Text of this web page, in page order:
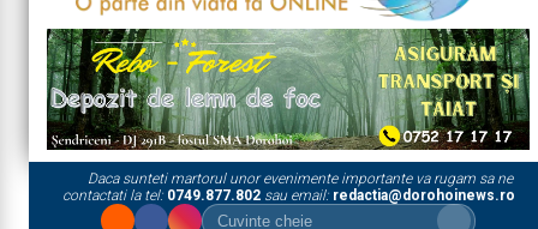
Daca sunteti martorul unor evenimente importante va rugam sa ne
contactati la tel: 0749.877.802sau email: redactia@dorohoinews.ro